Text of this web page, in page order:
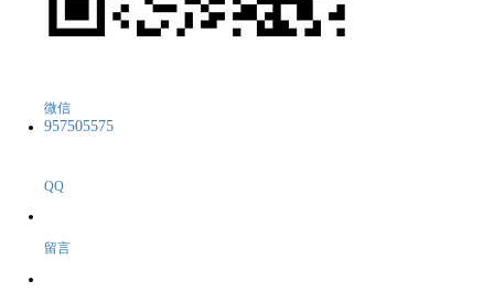
微信
957505575
QQ
留言